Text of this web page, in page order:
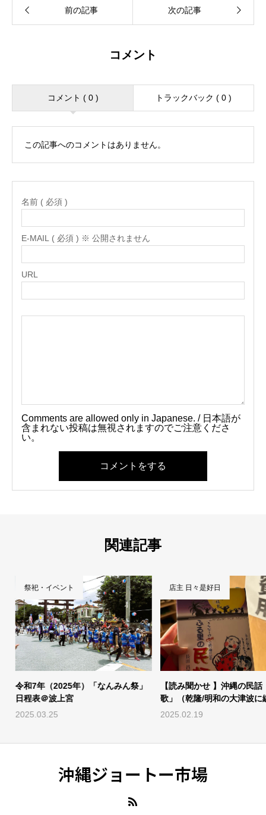
コメント
コメント ( 0 ) トラックバック ( 0 )
この記事へのコメントはありません。
名前 ( 必須 )
E-MAIL ( 必須 ) ※ 公開されません
URL
Comments are allowed only in Japanese. / 日本語が
含まれない投稿は無視されますのでご注意くださ
い。
コメントをする
関連記事
令和7年（2025年）「なんみん祭」
日程表＠波上宮
2025.03.25
祭祀・イベント
【読み聞かせ 】沖縄の民話
歌」（乾隆/明和の大津波に
話）
2025.02.19
店主 日々是好日
沖縄ジョートー市場